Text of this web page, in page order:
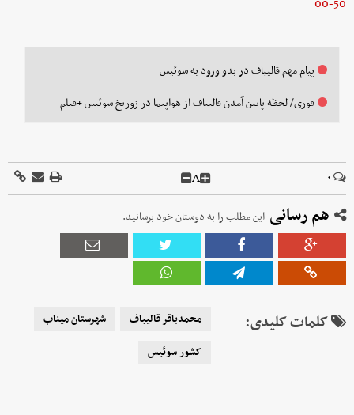
پیام مهم قالیباف در بدو ورود به سوئیس
فوری/ لحظه پایین آمدن قالیباف از هواپیما در زوریخ سوئیس +فیلم
۰ A
هم رسانی این مطلب را به دوستان خود برسانید.
کلمات کلیدی: محمدباقر قالیباف
شهرستان میناب
کشور سوئیس